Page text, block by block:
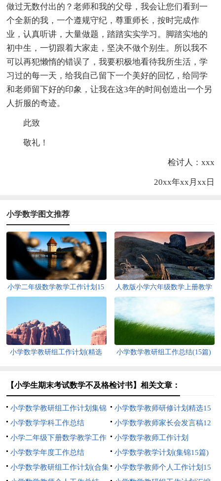
做过无数付出的？老师和我的父母，我会让您们看到一
个全新的我，一个遵规守纪，尊重师长，按时完成作
业，认真听讲，大量做题，踏踏实实学习。脚踏实地的
初中生，一切跟着大家走，坚决不做个别生。所以我不
可以再犯懒惰的错误了，我要积极地看待我所生活，学
习过的每一天，给我自己留下一个美好的回忆，给同学
和老师留下好的印象，让我在这3年的时间创造出一个另
人折服的奇迹。
此致
敬礼！
检讨人：xxx
20xx年xx月xx日
小学数学图文推荐
小学二年级数学教学工作计划15
人教版小学六年级数学上册教学
小学数学教研组工作计划(精选
小学数学教研组工作总结(15篇)
【小学生期末考试数学不及格检讨书】相关文章：
小学数学教研组工作计划集锦
15篇
小学数学教师研修计划精选15
篇
小学数学学科工作总结
小学数学教师家长会发言稿12
篇
小学二年级下册数学教学工作
计划
小学数学教师工作计划
小学数学年度工作总结
小学数学教学计划(集锦15篇)
小学数学教研组工作计划(合集
小学数学教师个人工作计划15